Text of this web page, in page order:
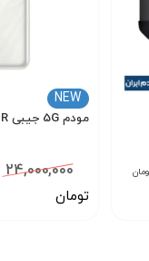
با استاندارد وای‌فای 802.11a/b/g/n/ac
NEW
مودم 5G جیبی ZTE U30 AIR
24,000,000
تومان